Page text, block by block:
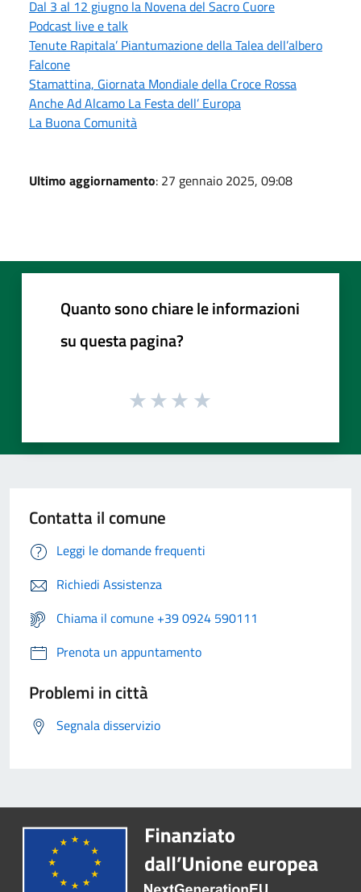
Dal 3 al 12 giugno la Novena del Sacro Cuore
Podcast live e talk
Tenute Rapitala’ Piantumazione della Talea dell’albero
Falcone
Stamattina, Giornata Mondiale della Croce Rossa
Anche Ad Alcamo La Festa dell’ Europa
La Buona Comunità
Ultimo aggiornamento: 27 gennaio 2025, 09:08
Quanto sono chiare le informazioni
su questa pagina?
Contatta il comune
Leggi le domande frequenti
Richiedi Assistenza
Chiama il comune +39 0924 590111
Prenota un appuntamento
Problemi in città
Segnala disservizio